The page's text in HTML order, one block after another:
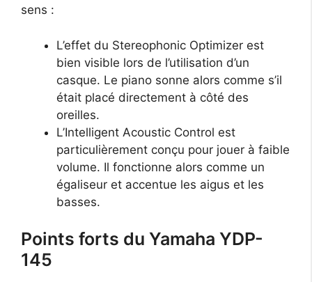
sens :
L’effet du Stereophonic Optimizer est
bien visible lors de l’utilisation d’un
casque. Le piano sonne alors comme s’il
était placé directement à côté des
oreilles.
L’Intelligent Acoustic Control est
particulièrement conçu pour jouer à faible
volume. Il fonctionne alors comme un
égaliseur et accentue les aigus et les
basses.
Points forts du Yamaha YDP-
145